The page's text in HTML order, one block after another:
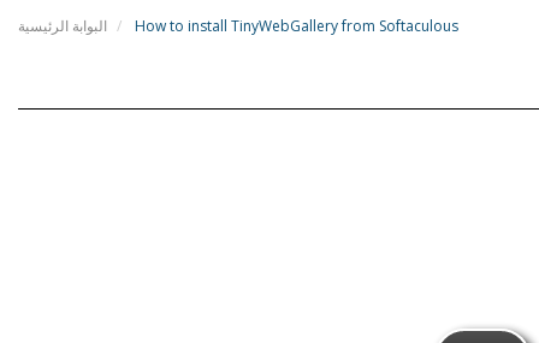
البوابة الرئيسية How to install TinyWebGallery from Softaculous